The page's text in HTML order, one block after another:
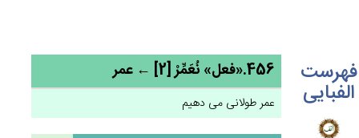
فهرست
الفبایی
456.«فعل» نُعَمِّرْ [2] ← عمر
عمر طولانی می دهیم